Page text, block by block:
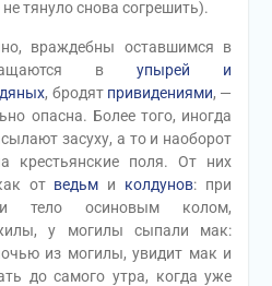
тянуло снова согрешить).
враждебны оставшимся в
вупырей и
, бродят привидениями, —
опасна. Более того, иногда
засуху, а то и наоборот
крестьянские поля. От них
от ведьм и колдунов: при
тело осиновым колом,
у могилы сыпали мак:
из могилы, увидит мак и
до самого утра, когда уже